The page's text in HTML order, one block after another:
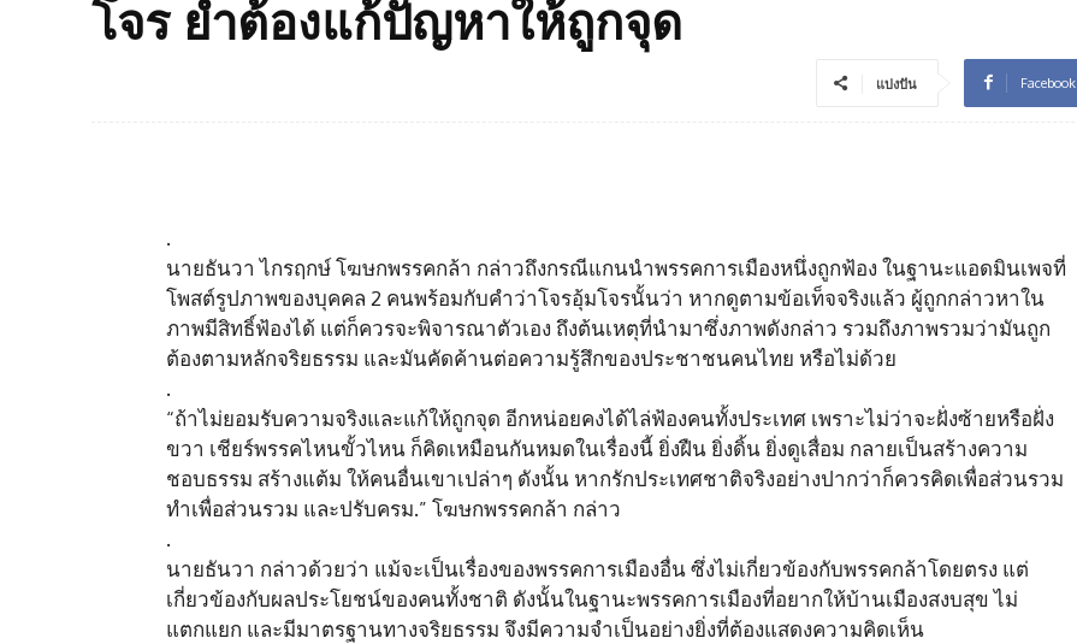
โจร ย้ำต้องแก้ปัญหาให้ถูกจุด
แบ่งปัน Facebook
.
นายธันวา ไกรฤกษ์ โฆษกพรรคกล้า กล่าวถึงกรณีแกนนำพรรคการเมืองหนึ่งถูกฟ้อง ในฐานะแอดมินเพจที่
โพสต์รูปภาพของบุคคล 2 คนพร้อมกับคำว่าโจรอุ้มโจรนั้นว่า หากดูตามข้อเท็จจริงแล้ว ผู้ถูกกล่าวหาใน
ภาพมีสิทธิ์ฟ้องได้ แต่ก็ควรจะพิจารณาตัวเอง ถึงต้นเหตุที่นำมาซึ่งภาพดังกล่าว รวมถึงภาพรวมว่ามันถูก
ต้องตามหลักจริยธรรม และมันคัดค้านต่อความรู้สึกของประชาชนคนไทย หรือไม่ด้วย
.
“ถ้าไม่ยอมรับความจริงและแก้ให้ถูกจุด อีกหน่อยคงได้ไล่ฟ้องคนทั้งประเทศ เพราะไม่ว่าจะฝั่งซ้ายหรือฝั่ง
ขวา เชียร์พรรคไหนขั้วไหน ก็คิดเหมือนกันหมดในเรื่องนี้ ยิ่งฝืน ยิ่งดิ้น ยิ่งดูเสื่อม กลายเป็นสร้างความ
ชอบธรรม สร้างแต้ม ให้คนอื่นเขาเปล่าๆ ดังนั้น หากรักประเทศชาติจริงอย่างปากว่าก็ควรคิดเพื่อส่วนรวม
ทำเพื่อส่วนรวม และปรับครม.” โฆษกพรรคกล้า กล่าว
.
นายธันวา กล่าวด้วยว่า แม้จะเป็นเรื่องของพรรคการเมืองอื่น ซึ่งไม่เกี่ยวข้องกับพรรคกล้าโดยตรง แต่
เกี่ยวข้องกับผลประโยชน์ของคนทั้งชาติ ดังนั้นในฐานะพรรคการเมืองที่อยากให้บ้านเมืองสงบสุข ไม่
แตกแยก และมีมาตรฐานทางจริยธรรม จึงมีความจำเป็นอย่างยิ่งที่ต้องแสดงความคิดเห็น